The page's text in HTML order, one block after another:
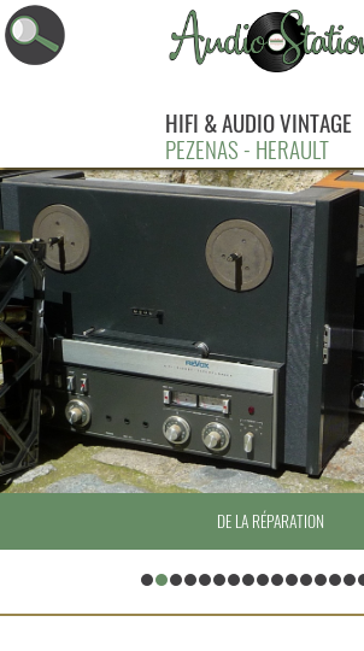
HIFI & AUDIO VINTAGE
PEZENAS - HERAULT